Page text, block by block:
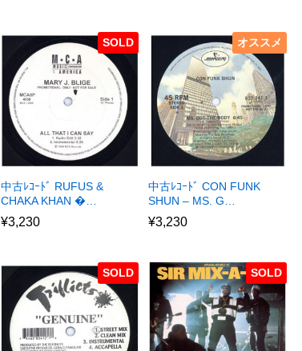
SOLD
中古ﾚｺｰﾄﾞ RUFUS &
CHAKA KHAN �…
¥3,230
オススメ
中古ﾚｺｰﾄﾞ CON FUNK
SHUN – MS. G…
¥3,230
SOLD SOLD